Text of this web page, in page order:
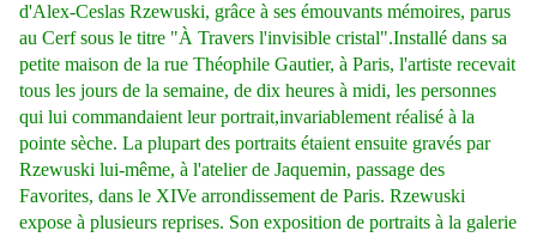
d'Alex-Ceslas Rzewuski, grâce à ses émouvants mémoires, parus
au Cerf sous le titre "À Travers l'invisible cristal".Installé dans sa
petite maison de la rue Théophile Gautier, à Paris, l'artiste recevait
tous les jours de la semaine, de dix heures à midi, les personnes
qui lui commandaient leur portrait,invariablement réalisé à la
pointe sèche. La plupart des portraits étaient ensuite gravés par
Rzewuski lui-même, à l'atelier de Jaquemin, passage des
Favorites, dans le XIVe arrondissement de Paris. Rzewuski
expose à plusieurs reprises. Son exposition de portraits à la galerie